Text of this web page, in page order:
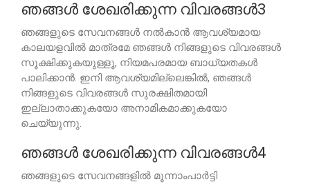
ഞങ്ങൾ ശേഖരിക്കുന്ന വിവരങ്ങൾ3
ഞങ്ങളുടെ സേവനങ്ങൾ നൽകാൻ ആവശ്യമായ
കാലയളവിൽ മാത്രമേ ഞങ്ങൾ നിങ്ങളുടെ വിവരങ്ങൾ
സൂക്ഷിക്കുകയുള്ളൂ, നിയമപരമായ ബാധ്യതകൾ
പാലിക്കാൻ. ഇനി ആവശ്യമില്ലെങ്കിൽ, ഞങ്ങൾ
നിങ്ങളുടെ വിവരങ്ങൾ സുരക്ഷിതമായി
ഇല്ലാതാക്കുകയോ അനാമികമാക്കുകയോ
ചെയ്യുന്നു.
ഞങ്ങൾ ശേഖരിക്കുന്ന വിവരങ്ങൾ4
ഞങ്ങളുടെ സേവനങ്ങളിൽ മൂന്നാംപാർട്ടി